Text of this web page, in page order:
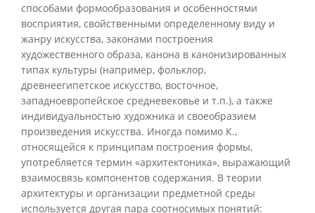
способами формообразования и особенностями
восприятия, свойственными определенному виду и
жанру искусства, законами построения
художественного образа, канона в канонизированных
типах культуры (например, фольклор,
древнеегипетское искусство, восточное,
западноевропейское средневековье и т.п.), а также
индивидуальностью художника и своеобразием
произведения искусства. Иногда помимо К.,
относящейся к принципам построения формы,
употребляется термин «архитектоника», выражающий
взаимосвязь компонентов содержания. В теории
архитектуры и организации предметной среды
используется другая пара соотносимых понятий: